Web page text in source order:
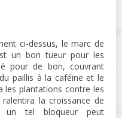
ci-dessus, le marc de
un bon tueur pour les
pour de bon, couvrant
paillis à la caféine et le
les plantations contre les
la croissance de
un tel bloqueur peut